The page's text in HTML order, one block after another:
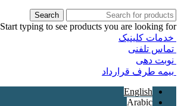
Search
Start typing to see products you are looking for.
خدمات کلینیک
تماس تلفنی
نوبت دهی
بیمه طرف قرارداد
English
Arabic